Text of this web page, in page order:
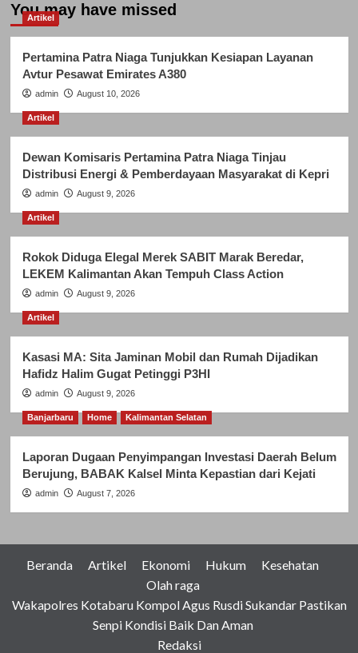
You may have missed
Artikel
Pertamina Patra Niaga Tunjukkan Kesiapan Layanan
Avtur Pesawat Emirates A380
admin August 10, 2026
Artikel
Dewan Komisaris Pertamina Patra Niaga Tinjau
Distribusi Energi & Pemberdayaan Masyarakat di Kepri
admin August 9, 2026
Artikel
Rokok Diduga Elegal Merek SABIT Marak Beredar,
LEKEM Kalimantan Akan Tempuh Class Action
admin August 9, 2026
Artikel
Kasasi MA: Sita Jaminan Mobil dan Rumah Dijadikan
Hafidz Halim Gugat Petinggi P3HI
admin August 9, 2026
Banjarbaru Home Kalimantan Selatan
Laporan Dugaan Penyimpangan Investasi Daerah Belum
Berujung, BABAK Kalsel Minta Kepastian dari Kejati
admin August 7, 2026
Beranda Artikel Ekonomi Hukum
Kesehatan
Olah raga
Wakapolres Kotabaru Kompol Agus Rusdi Sukandar Pastikan
Senpi Kondisi Baik Dan Aman
Redaksi